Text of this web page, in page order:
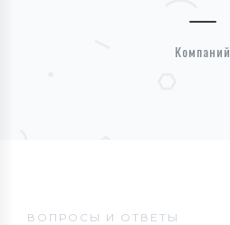
Компаний
ВОПРОСЫ И ОТВЕТЫ